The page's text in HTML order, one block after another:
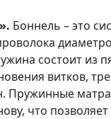
Боннель – это
состоит из
витков,
Пружинные
что